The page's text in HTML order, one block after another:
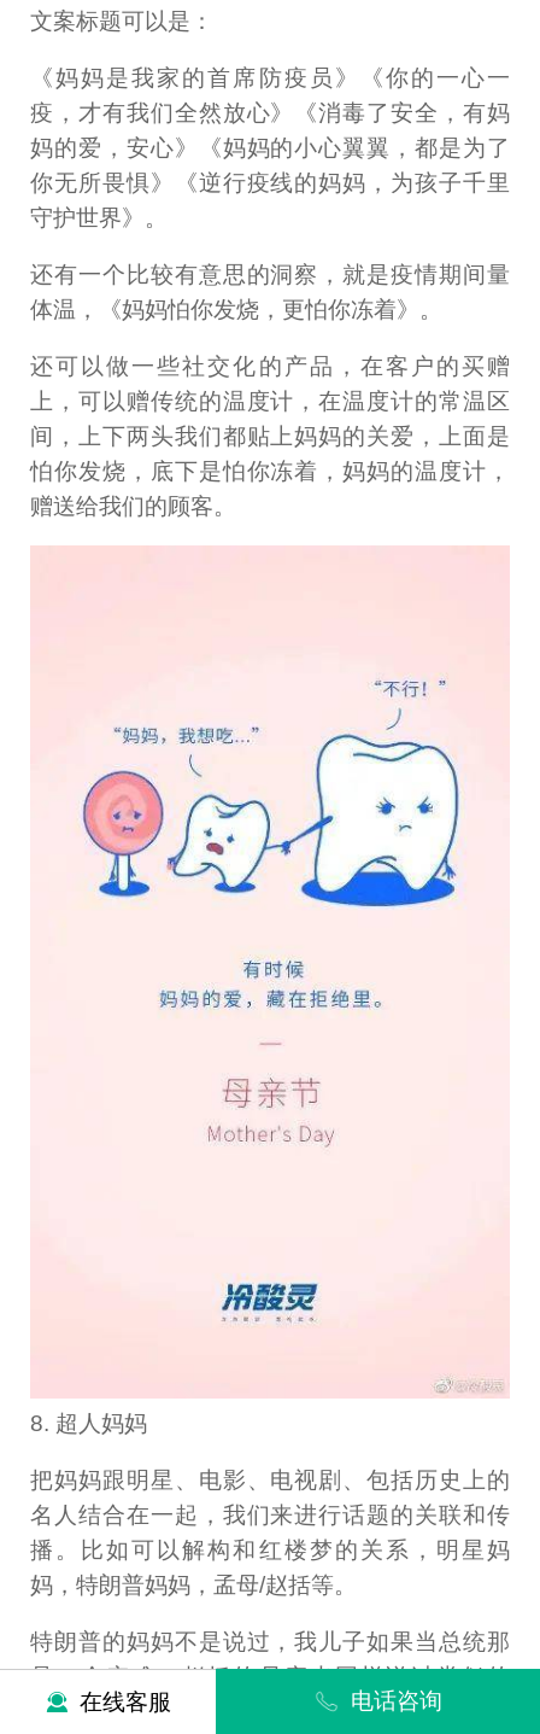
文案标题可以是：
《妈妈是我家的首席防疫员》《你的一心一
疫，才有我们全然放心》《消毒了安全，有妈
妈的爱，安心》《妈妈的小心翼翼，都是为了
你无所畏惧》《逆行疫线的妈妈，为孩子千里
守护世界》。
还有一个比较有意思的洞察，就是疫情期间量
体温，《妈妈怕你发烧，更怕你冻着》。
还可以做一些社交化的产品，在客户的买赠
上，可以赠传统的温度计，在温度计的常温区
间，上下两头我们都贴上妈妈的关爱，上面是
怕你发烧，底下是怕你冻着，妈妈的温度计，
赠送给我们的顾客。
8. 超人妈妈
把妈妈跟明星、电影、电视剧、包括历史上的
名人结合在一起，我们来进行话题的关联和传
播。比如可以解构和红楼梦的关系，明星妈
妈，特朗普妈妈，孟母/赵括等。
特朗普的妈妈不是说过，我儿子如果当总统那
是一个灾难，赵括的母亲也同样说过类似的
话。 在线客服 电话咨询